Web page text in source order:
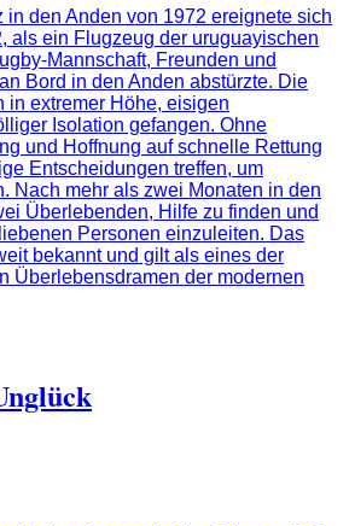
in den Anden von 1972 ereignete sich
als ein Flugzeug der uruguayischen
Mannschaft, Freunden und
Bord in den Anden abstürzte. Die
in extremer Höhe, eisigen
Isolation gefangen. Ohne
und Hoffnung auf schnelle Rettung
Entscheidungen treffen, um
Nach mehr als zwei Monaten in den
Überlebenden, Hilfe zu finden und
Personen einzuleiten. Das
bekannt und gilt als eines der
Überlebensdramen der modernen